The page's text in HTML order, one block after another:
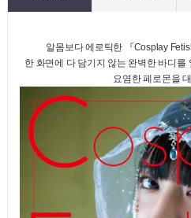
알몸보다 에로틱한 『Cosplay
한 화면에 다 담기지 않는 완벽한 바디
요염한 페로몬을